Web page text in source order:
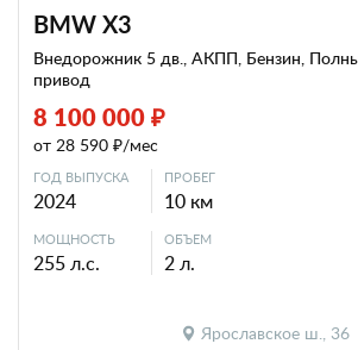
BMW X3
Внедорожник 5 дв., АКПП, Бензин,
привод
8 100 000 ₽
от 28 590 ₽/мес
ГОД ВЫПУСКА
2024
ПРОБЕГ
10 км
МОЩНОСТЬ
255 л.с.
ОБЪЕМ
2 л.
Ярославское ш., 36